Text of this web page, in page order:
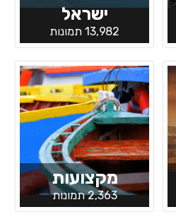
ישראל
13,982 תמונות
מקצועות
2,363 תמונות